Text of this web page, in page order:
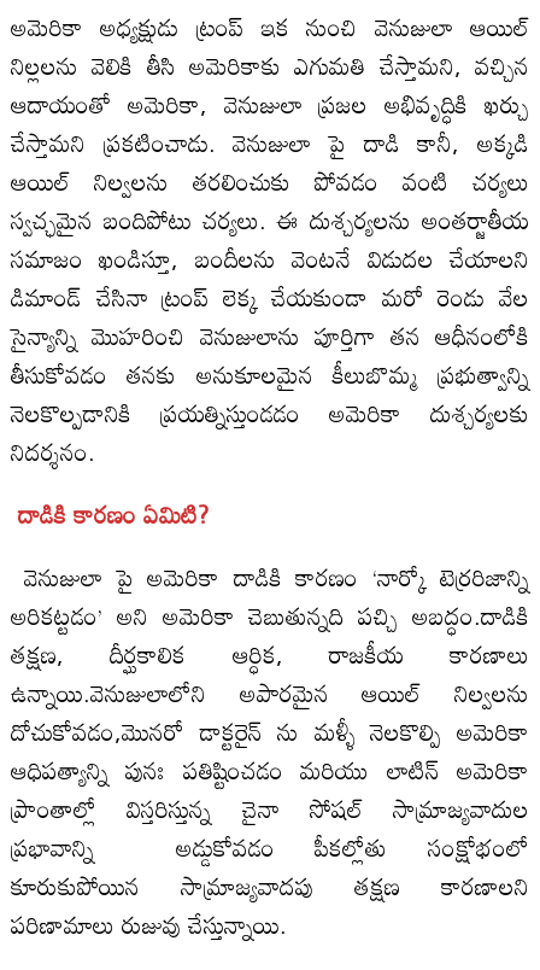
అమెరికా అధ్యక్షుడు ట్రంప్ ఇక నుంచి వెనుజులా ఆయిల్
నిల్లలను వెలికి తీసి అమెరికాకు ఎగుమతి చేస్తామని, వచ్చిన
ఆదాయంతో అమెరికా, వెనుజులా ప్రజల అభివృద్ధికి ఖర్చు
చేస్తామని ప్రకటించాడు. వెనుజులా పై దాడి కానీ, అక్కడి
ఆయిల్ నిల్వలను తరలించుకు పోవడం వంటి చర్యలు
స్వచ్ఛమైన బందిపోటు చర్యలు. ఈ దుశ్చర్యలను అంతర్జాతీయ
సమాజం ఖండిస్తూ, బందీలను వెంటనే విడుదల చేయాలని
డిమాండ్ చేసినా ట్రంప్ లెక్క చేయకుండా మరో రెండు వేల
సైన్యాన్ని మొహరించి వెనుజులాను పూర్తిగా తన ఆధీనంలోకి
తీసుకోవడం తనకు అనుకూలమైన కీలుబొమ్మ ప్రభుత్వాన్ని
నెలకొల్పడానికి ప్రయత్నిస్తుండడం అమెరికా దుశ్చర్యలకు
నిదర్శనం.
దాడికి కారణం ఏమిటి?
వెనుజులా పై అమెరికా దాడికి కారణం ‘నార్కో టెర్రరిజాన్ని
అరికట్టడం’ అని అమెరికా చెబుతున్నది పచ్చి అబద్ధం.దాడికి
తక్షణ, దీర్ఘకాలిక ఆర్ధిక, రాజకీయ కారణాలు
ఉన్నాయి.వెనుజులాలోని అపారమైన ఆయిల్ నిల్వలను
దోచుకోవడం,మొనరో డాక్టరైన్ ను మళ్ళీ నెలకొల్పి అమెరికా
ఆధిపత్యాన్ని పునః పతిష్టించడం మరియు లాటిన్ అమెరికా
ప్రాంతాల్లో విస్తరిస్తున్న చైనా సోషల్ సామ్రాజ్యవాదుల
ప్రభావాన్ని అడ్డుకోవడం పీకల్లోతు సంక్షోభంలో
కూరుకుపోయిన సామ్రాజ్యవాదపు తక్షణ కారణాలని
పరిణామాలు రుజువు చేస్తున్నాయి.